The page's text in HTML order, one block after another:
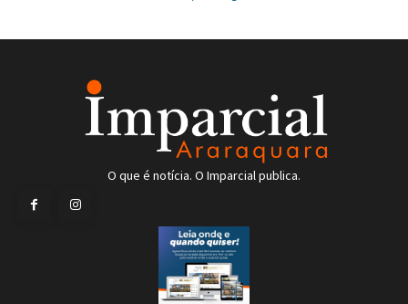
O que é notícia. O Imparcial publica.